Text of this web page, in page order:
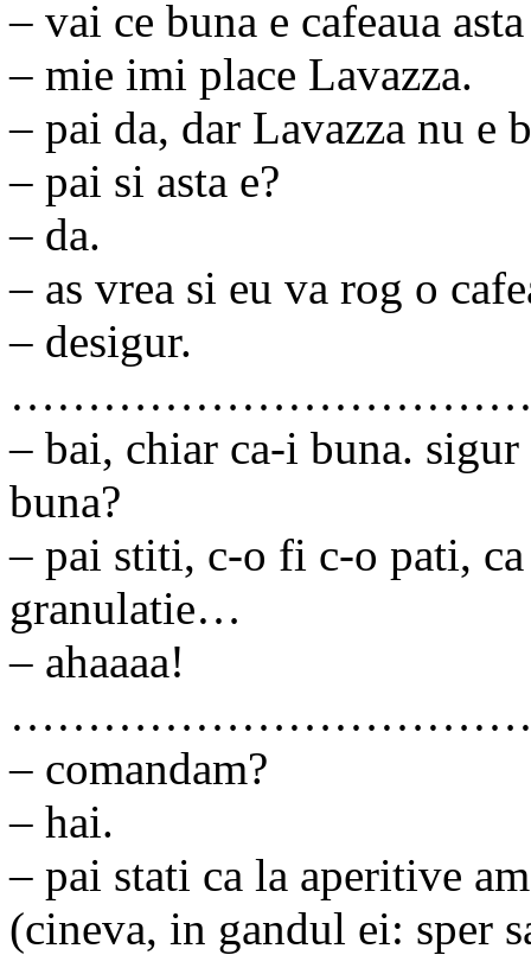
– vai ce buna e cafeaua
– mie imi place Lavazza.
– pai da, dar Lavazza nu e
– pai si asta e?
– da.
– as vrea si eu va rog o
– desigur.
– bai, chiar ca-i buna. sigur
buna?
– pai stiti, c-o fi c-o pati, ca
granulatie…
– ahaaaa!
– comandam?
– hai.
– pai stati ca la aperitive
(cineva, in gandul ei: sper